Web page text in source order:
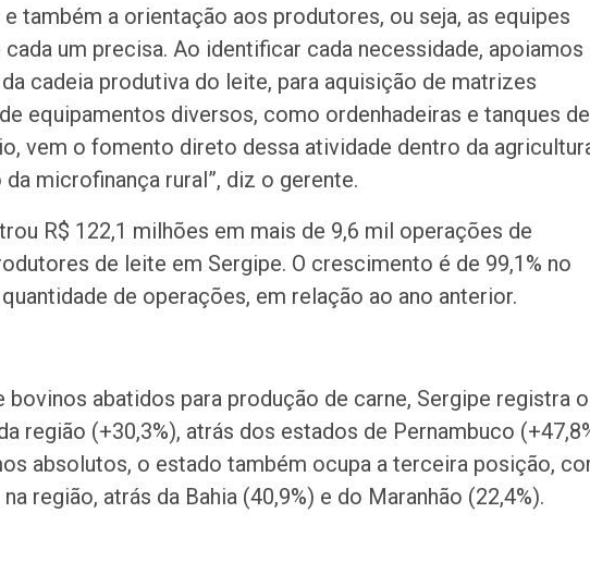
também a orientação aos produtores, ou seja, as equipes
um precisa. Ao identificar cada necessidade, apoiamos
cadeia produtiva do leite, para aquisição de matrizes
equipamentos diversos, como ordenhadeiras e tanques de
vem o fomento direto dessa atividade dentro da
microfinança rural”, diz o gerente.
R$ 122,1 milhões em mais de 9,6 mil operações de
de leite em Sergipe. O crescimento é de 99,1% no
de operações, em relação ao ano anterior.
bovinos abatidos para produção de carne, Sergipe registra o
região (+30,3%), atrás dos estados de Pernambuco
absolutos, o estado também ocupa a terceira posição,
região, atrás da Bahia (40,9%) e do Maranhão (22,4%).